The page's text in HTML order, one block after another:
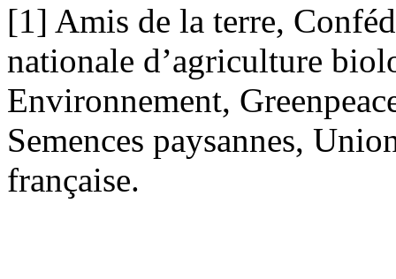
[1] Amis de la terre,
nationale d’agriculture
Environnement,
Semences paysannes,
française.